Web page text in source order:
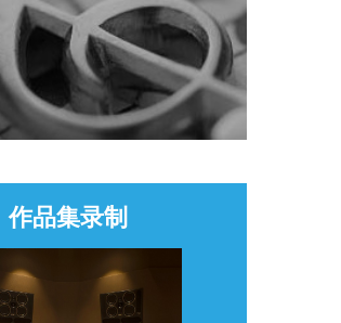
作品集录制